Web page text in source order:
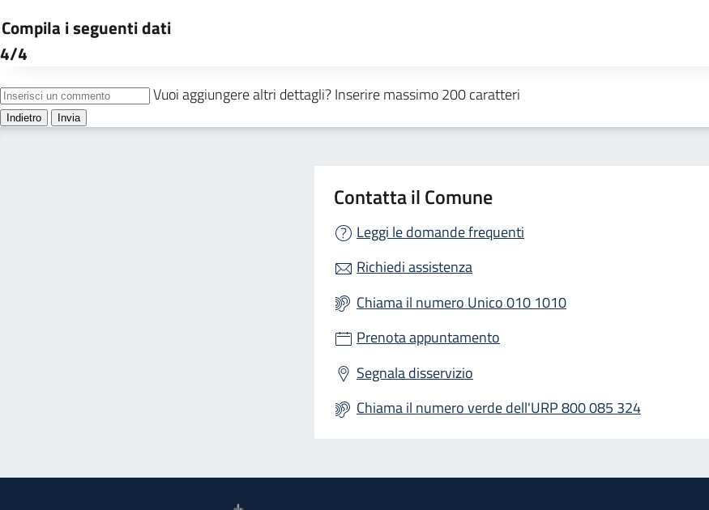
Contatta il Comune
Leggi le domande frequenti
Richiedi assistenza
Chiama il numero Unico 010 1010
Prenota appuntamento
Segnala disservizio
Chiama il numero verde dell'URP 800 085 324